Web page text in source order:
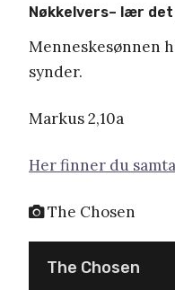
Nøkkelvers– lær
Menneskesønnen
synder.
Markus 2,10a
Her finner du
The Chosen
The Chosen